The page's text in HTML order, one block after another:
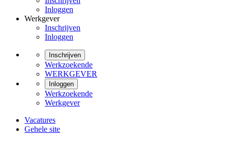
Inloggen
Werkgever
Inschrijven
Inloggen
Inschrijven
Werkzoekende
WERKGEVER
Inloggen
Werkzoekende
Werkgever
Vacatures
Gehele site